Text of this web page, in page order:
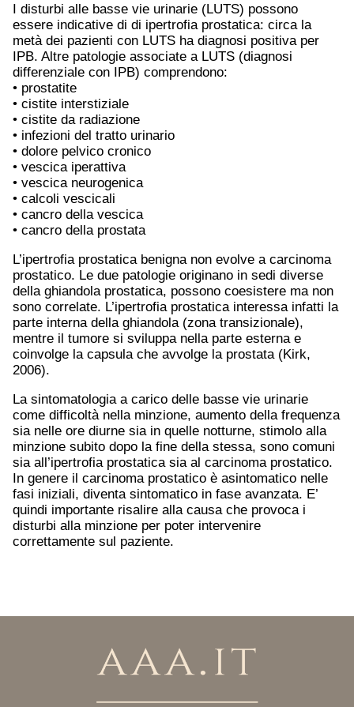
I disturbi alle basse vie urinarie (LUTS) possono
essere indicative di di ipertrofia prostatica: circa la
metà dei pazienti con LUTS ha diagnosi positiva per
IPB. Altre patologie associate a LUTS (diagnosi
differenziale con IPB) comprendono:
• prostatite
• cistite interstiziale
• cistite da radiazione
• infezioni del tratto urinario
• dolore pelvico cronico
• vescica iperattiva
• vescica neurogenica
• calcoli vescicali
• cancro della vescica
• cancro della prostata
L’ipertrofia prostatica benigna non evolve a carcinoma
prostatico. Le due patologie originano in sedi diverse
della ghiandola prostatica, possono coesistere ma non
sono correlate. L’ipertrofia prostatica interessa infatti la
parte interna della ghiandola (zona transizionale),
mentre il tumore si sviluppa nella parte esterna e
coinvolge la capsula che avvolge la prostata (Kirk,
2006).
La sintomatologia a carico delle basse vie urinarie
come difficoltà nella minzione, aumento della frequenza
sia nelle ore diurne sia in quelle notturne, stimolo alla
minzione subito dopo la fine della stessa, sono comuni
sia all’ipertrofia prostatica sia al carcinoma prostatico.
In genere il carcinoma prostatico è asintomatico nelle
fasi iniziali, diventa sintomatico in fase avanzata. E’
quindi importante risalire alla causa che provoca i
disturbi alla minzione per poter intervenire
correttamente sul paziente.